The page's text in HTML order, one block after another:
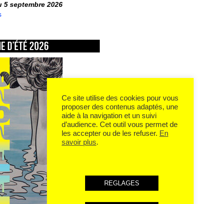
5 septembre 2026
d’été 2026
Ce site utilise des cookies pour vous
proposer des contenus adaptés, une
aide à la navigation et un suivi
d’audience. Cet outil vous permet de
les accepter ou de les refuser. En
savoir plus.
REGLAGES